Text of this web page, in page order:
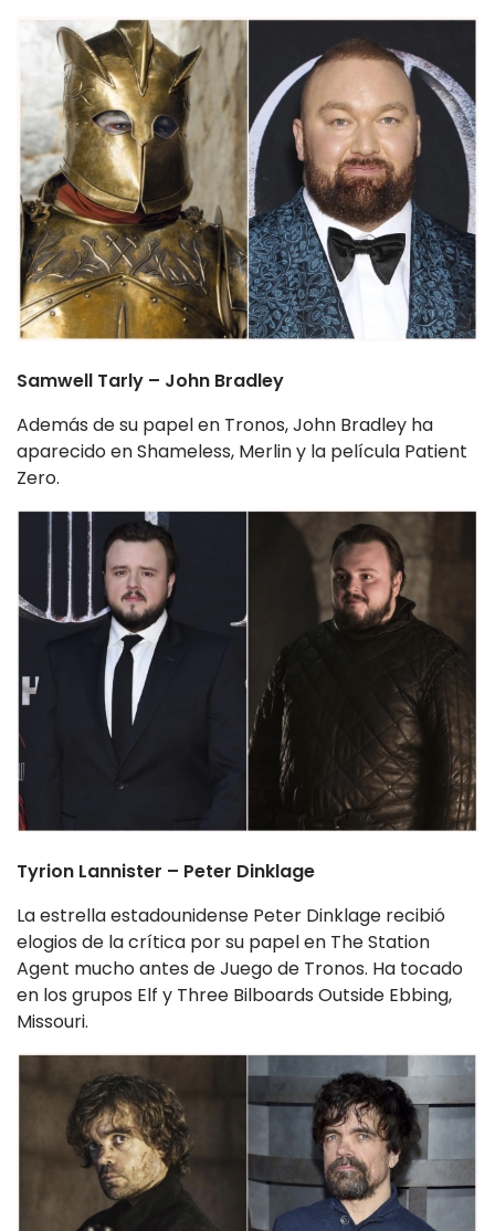
Samwell Tarly – John Bradley
Además de su papel en Tronos, John Bradley ha
aparecido en Shameless, Merlin y la película Patient
Zero.
Tyrion Lannister – Peter Dinklage
La estrella estadounidense Peter Dinklage recibió
elogios de la crítica por su papel en The Station
Agent mucho antes de Juego de Tronos. Ha tocado
en los grupos Elf y Three Bilboards Outside Ebbing,
Missouri.